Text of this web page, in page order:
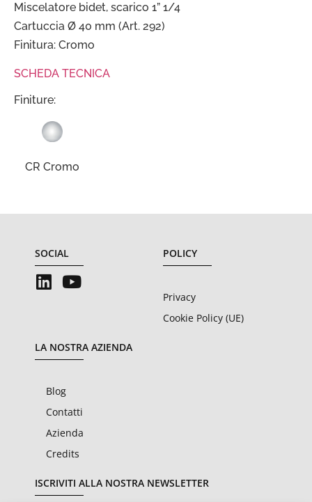
Miscelatore bidet, scarico 1” 1/4
Cartuccia Ø 40 mm (Art. 292)
Finitura: Cromo
SCHEDA TECNICA
Finiture:
CR Cromo
SOCIAL POLICY
Privacy
Cookie Policy (UE)
LA NOSTRA AZIENDA
Blog
Contatti
Azienda
Credits
ISCRIVITI ALLA NOSTRA NEWSLETTER